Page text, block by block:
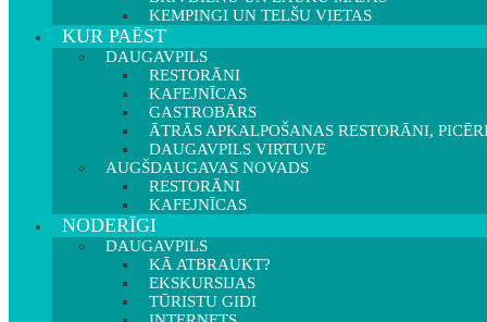
KEMPINGI UN TELŠU VIETAS
KUR PAĒST
DAUGAVPILS
RESTORĀNI
KAFEJNĪCAS
GASTROBĀRS
ĀTRĀS APKALPOŠANAS RESTORĀNI,
DAUGAVPILS VIRTUVE
AUGŠDAUGAVAS NOVADS
RESTORĀNI
KAFEJNĪCAS
NODERĪGI
DAUGAVPILS
KĀ ATBRAUKT?
EKSKURSIJAS
TŪRISTU GIDI